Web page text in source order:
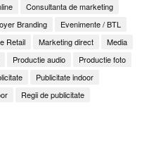
Consultanta de marketing
Branding
Evenimente / BTL
Retail Marketing direct
Media
Productie audio
Productie foto
Publicitate indoor
Regii de publicitate